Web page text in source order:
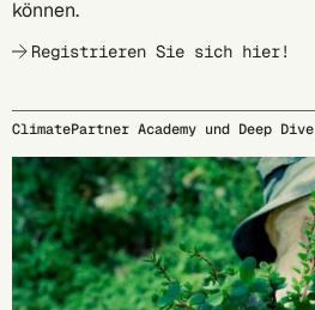
können.
Registrieren Sie sich hier!
ClimatePartner Academy und Deep Dive
29.09.